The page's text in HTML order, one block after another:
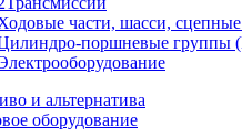
части, шасси, сцепные
поршневые группы
и альтернатива
оборудование